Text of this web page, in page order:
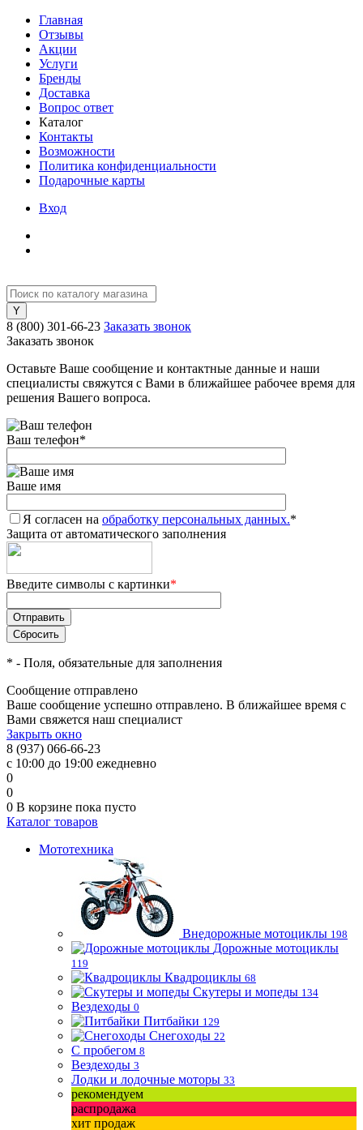
Главная
Отзывы
Акции
Услуги
Бренды
Доставка
Вопрос ответ
Каталог
Контакты
Возможности
Политика конфиденциальности
Подарочные карты
Вход
8 (800) 301-66-23 Заказать звонок
Заказать звонок
Оставьте Ваше сообщение и контактные данные и наши
специалисты свяжутся с Вами в ближайшее рабочее время для
решения Вашего вопроса.
Ваш телефон*
Ваше имя
Я согласен на обработку персональных данных.*
Защита от автоматического заполнения
Введите символы с картинки*
* - Поля, обязательные для заполнения
Сообщение отправлено
Ваше сообщение успешно отправлено. В ближайшее время с
Вами свяжется наш специалист
Закрыть окно
8 (937) 066-66-23
с 10:00 до 19:00 ежедневно
0
0
0 В корзине пока пусто
Каталог товаров
Мототехника
Внедорожные мотоциклы 198
Дорожные мотоциклы
119
Квадроциклы 68
Скутеры и мопеды 134
Вездеходы 0
Питбайки 129
Снегоходы 22
С пробегом 8
Вездеходы 3
Лодки и лодочные моторы 33
рекомендуем
распродажа
хит продаж